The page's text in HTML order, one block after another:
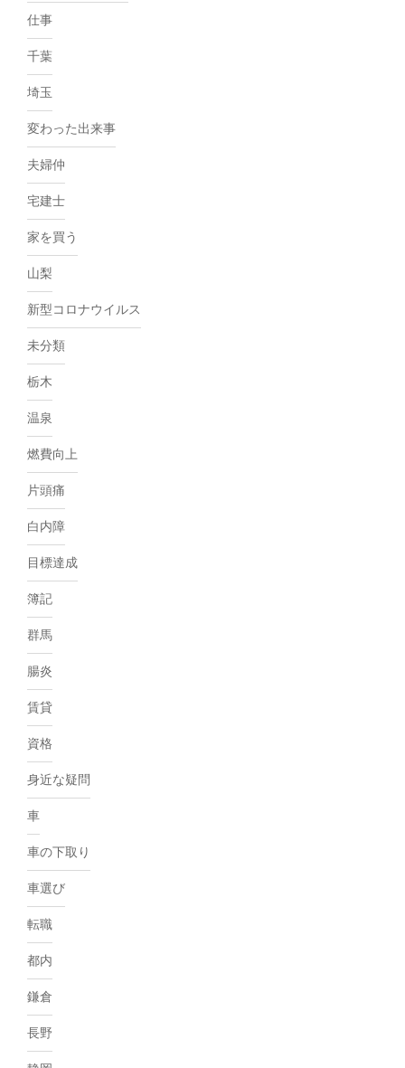
仕事
千葉
埼玉
変わった出来事
夫婦仲
宅建士
家を買う
山梨
新型コロナウイルス
未分類
栃木
温泉
燃費向上
片頭痛
白内障
目標達成
簿記
群馬
腸炎
賃貸
資格
身近な疑問
車
車の下取り
車選び
転職
都内
鎌倉
長野